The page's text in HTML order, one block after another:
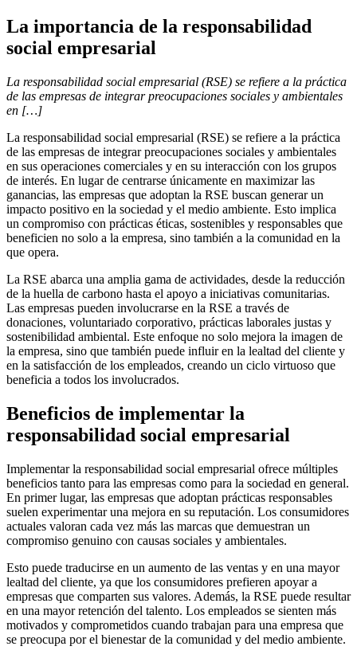
La importancia de la responsabilidad
social empresarial
La responsabilidad social empresarial (RSE) se refiere a la práctica
de las empresas de integrar preocupaciones sociales y ambientales
en […]
La responsabilidad social empresarial (RSE) se refiere a la práctica
de las empresas de integrar preocupaciones sociales y ambientales
en sus operaciones comerciales y en su interacción con los grupos
de interés. En lugar de centrarse únicamente en maximizar las
ganancias, las empresas que adoptan la RSE buscan generar un
impacto positivo en la sociedad y el medio ambiente. Esto implica
un compromiso con prácticas éticas, sostenibles y responsables que
beneficien no solo a la empresa, sino también a la comunidad en la
que opera.
La RSE abarca una amplia gama de actividades, desde la reducción
de la huella de carbono hasta el apoyo a iniciativas comunitarias.
Las empresas pueden involucrarse en la RSE a través de
donaciones, voluntariado corporativo, prácticas laborales justas y
sostenibilidad ambiental. Este enfoque no solo mejora la imagen de
la empresa, sino que también puede influir en la lealtad del cliente y
en la satisfacción de los empleados, creando un ciclo virtuoso que
beneficia a todos los involucrados.
Beneficios de implementar la
responsabilidad social empresarial
Implementar la responsabilidad social empresarial ofrece múltiples
beneficios tanto para las empresas como para la sociedad en general.
En primer lugar, las empresas que adoptan prácticas responsables
suelen experimentar una mejora en su reputación. Los consumidores
actuales valoran cada vez más las marcas que demuestran un
compromiso genuino con causas sociales y ambientales.
Esto puede traducirse en un aumento de las ventas y en una mayor
lealtad del cliente, ya que los consumidores prefieren apoyar a
empresas que comparten sus valores. Además, la RSE puede resultar
en una mayor retención del talento. Los empleados se sienten más
motivados y comprometidos cuando trabajan para una empresa que
se preocupa por el bienestar de la comunidad y del medio ambiente.